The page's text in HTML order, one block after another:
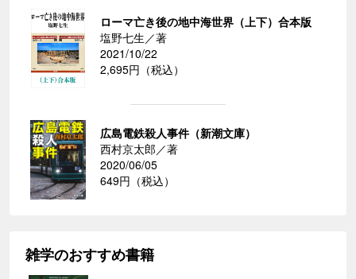
ローマ亡き後の地中海世界（上下）合本版
塩野七生／著
2021/10/22
2,695円（税込）
広島電鉄殺人事件（新潮文庫）
西村京太郎／著
2020/06/05
649円（税込）
雑学のおすすめ書籍